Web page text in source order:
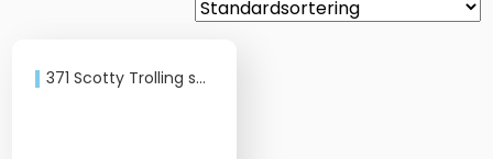
371 Scotty Trolling snubber